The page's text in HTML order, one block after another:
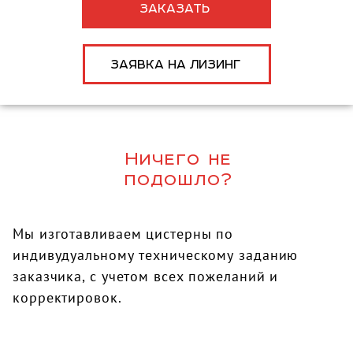
ЗАКАЗАТЬ
ЗАЯВКА НА ЛИЗИНГ
Ничего не
подошло?
Мы изготавливаем цистерны по
индивудуальному техническому заданию
заказчика, с учетом всех пожеланий и
корректировок.